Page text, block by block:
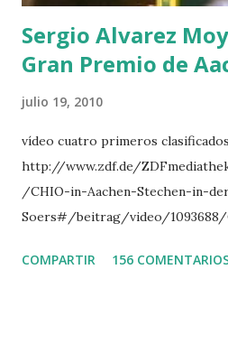
del Gran Premio en su vuelta de
Sergio Alvarez
Gran Premio de
julio 19, 2010
vídeo cuatro primeros clasificados
http://www.zdf.de/
/CHIO-in-Aachen-Stechen-in-
Soers#/beitrag/video/1093688/
COMPARTIR 156